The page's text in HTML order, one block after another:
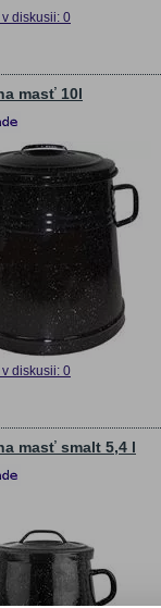
diskusii: 0
masť 10l
diskusii: 0
masť smalt 5,4 l